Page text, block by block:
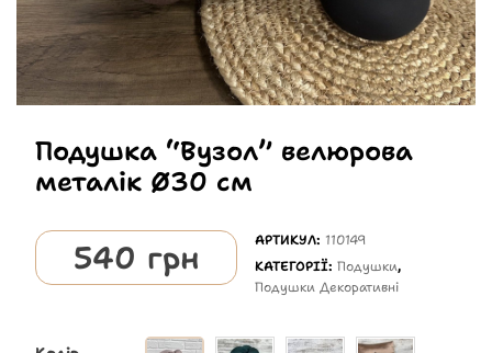
Подушка “Вузол” велюрова
металік Ø30 см
540 грн АРТИКУЛ: 110149
КАТЕГОРІЇ:Подушки,
Подушки Декоративні